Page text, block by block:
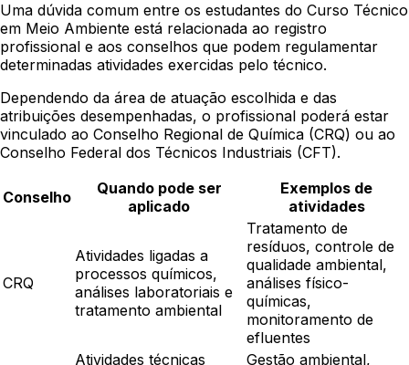
Uma dúvida comum entre os estudantes do Curso Técnico
em Meio Ambiente está relacionada ao registro
profissional e aos conselhos que podem regulamentar
determinadas atividades exercidas pelo técnico.
Dependendo da área de atuação escolhida e das
atribuições desempenhadas, o profissional poderá estar
vinculado ao Conselho Regional de Química (CRQ) ou ao
Conselho Federal dos Técnicos Industriais (CFT).
Conselho
Quando pode ser
aplicado
Exemplos de
atividades
CRQ
Atividades ligadas a
processos químicos,
análises laboratoriais e
tratamento ambiental
Tratamento de
resíduos, controle de
qualidade ambiental,
análises físico-
químicas,
monitoramento de
efluentes
Atividades técnicas
Gestão ambiental,